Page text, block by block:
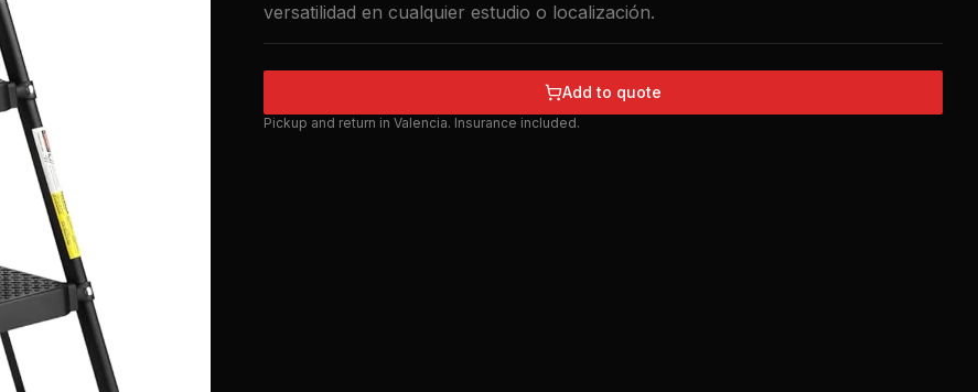
versatilidad en cualquier estudio o localización.
Add to quote
Pickup and return in Valencia. Insurance included.